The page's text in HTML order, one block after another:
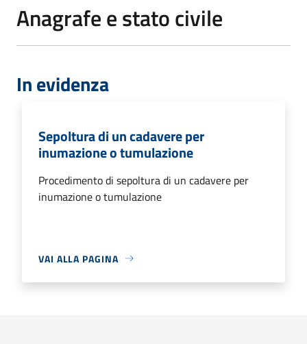
Anagrafe e stato civile
In evidenza
Sepoltura di un cadavere per
inumazione o tumulazione
Procedimento di sepoltura di un cadavere per
inumazione o tumulazione
VAI ALLA PAGINA